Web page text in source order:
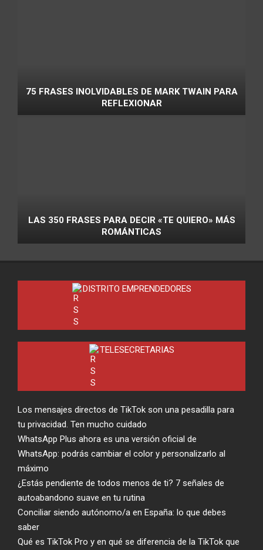
75 FRASES INOLVIDABLES DE MARK TWAIN PARA
REFLEXIONAR
LAS 350 FRASES PARA DECIR «TE QUIERO» MÁS
ROMÁNTICAS
DISTRITO EMPRENDEDORES
TELESECRETARIAS
Los mensajes directos de TikTok son una pesadilla para
tu privacidad. Ten mucho cuidado
WhatsApp Plus ahora es una versión oficial de
WhatsApp: podrás cambiar el color y personalizarlo al
máximo
¿Estás pendiente de todos menos de ti? 7 señales de
autoabandono suave en tu rutina
Conciliar siendo autónomo/a en España: lo que debes
saber
Qué es TikTok Pro y en qué se diferencia de la TikTok que